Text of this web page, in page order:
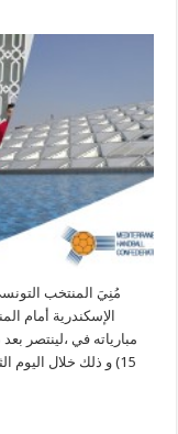
15) و ذلك خلال